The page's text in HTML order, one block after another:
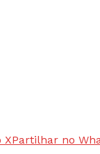
XPartilhar no